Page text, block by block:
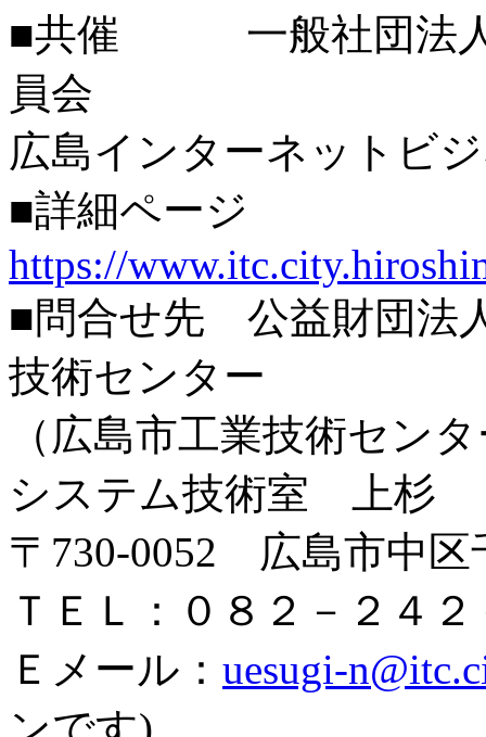
■共催 一般社団法人
員会
広島インターネットビ
■詳細ページ
https://
■問合せ先 公益財団法
技術センター
（広島市工業技術セン
システム技術室 上杉
〒730-0052 広島市中区
ＴＥＬ：０８２－２４
Ｅメール： uesugi-
ンです)